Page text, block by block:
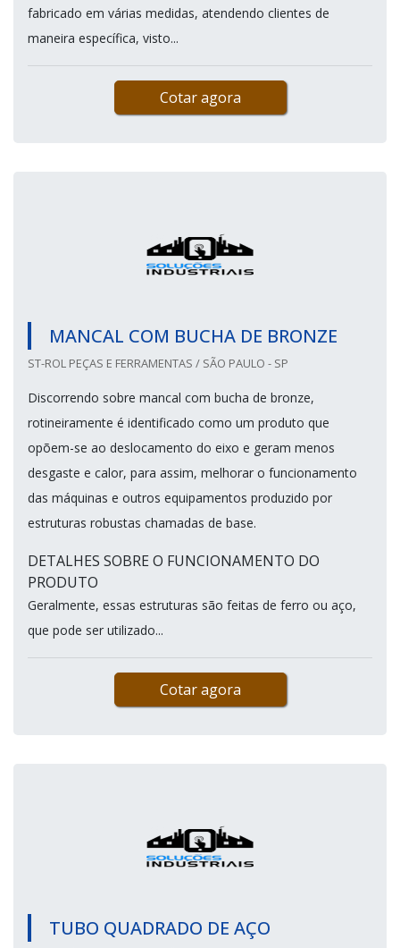
fabricado em várias medidas, atendendo clientes de
maneira específica, visto...
Cotar agora
MANCAL COM BUCHA DE BRONZE
ST-ROL PEÇAS E FERRAMENTAS / SÃO PAULO - SP
Discorrendo sobre mancal com bucha de bronze,
rotineiramente é identificado como um produto que
opõem-se ao deslocamento do eixo e geram menos
desgaste e calor, para assim, melhorar o funcionamento
das máquinas e outros equipamentos produzido por
estruturas robustas chamadas de base.
DETALHES SOBRE O FUNCIONAMENTO DO
PRODUTO
Geralmente, essas estruturas são feitas de ferro ou aço,
que pode ser utilizado...
Cotar agora
TUBO QUADRADO DE AÇO